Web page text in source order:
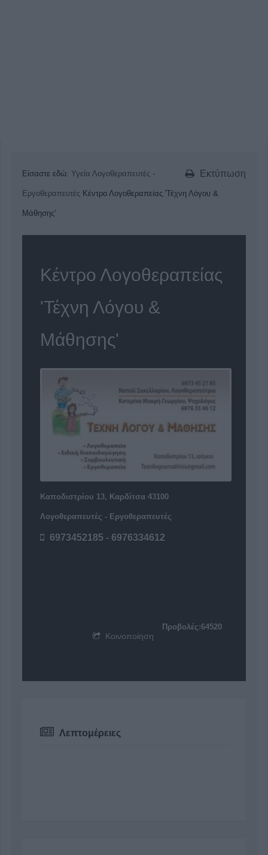
Εκτύπωση
Είσαστε εδώ: Υγεία Λογοθεραπευτές -
Εργοθεραπευτές Κέντρο Λογοθεραπείας 'Τέχνη Λόγου &
Μάθησης'
Κέντρο Λογοθεραπείας
'Τέχνη Λόγου &
Μάθησης'
Καποδιστρίου 13, Καρδίτσα 43100
Λογοθεραπευτές - Εργοθεραπευτές
6973452185 - 6976334612
Προβολές:64520
Κοινοποίηση
Λεπτομέρειες